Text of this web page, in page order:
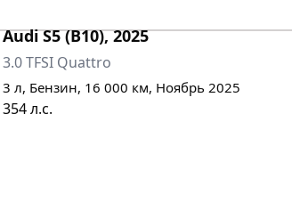
Audi S5 (B10), 2025
3.0 TFSI Quattro
3 л, Бензин, 16 000 км, Ноябрь 2025
354л.с.